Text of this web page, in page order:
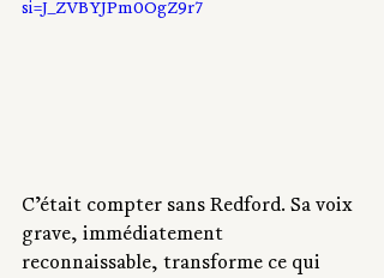
si=J_ZVBYJPm0OgZ9r7
C’était compter sans Redford. Sa voix
grave, immédiatement
reconnaissable, transforme ce qui